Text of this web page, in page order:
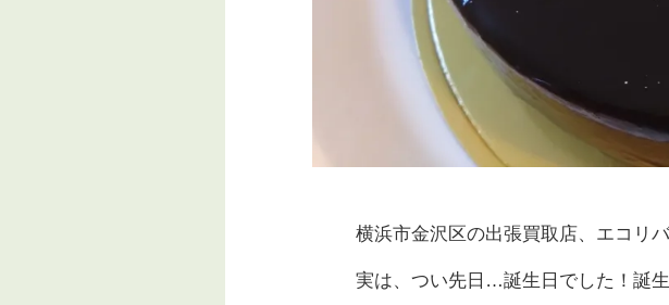
横浜市金沢区の出張買取店、エコリ
実は、つい先日…誕生日でした！誕